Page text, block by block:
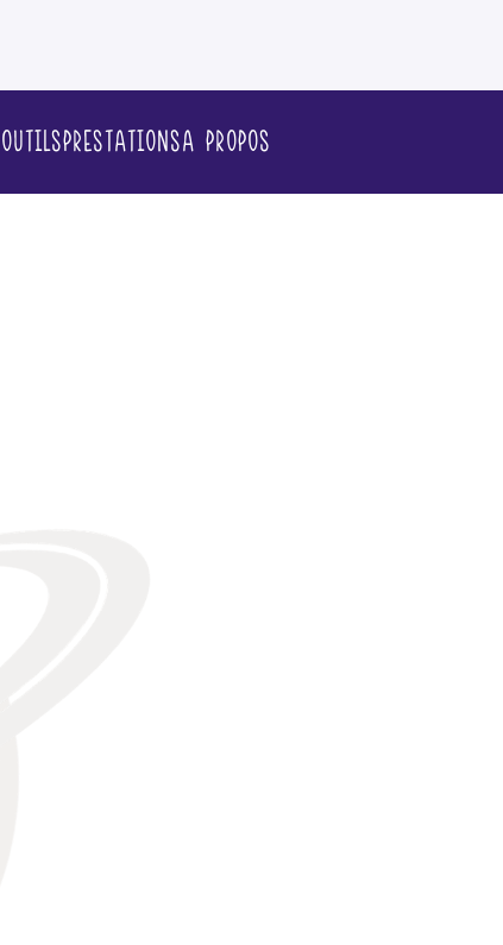
OutilsPrestationsA propos